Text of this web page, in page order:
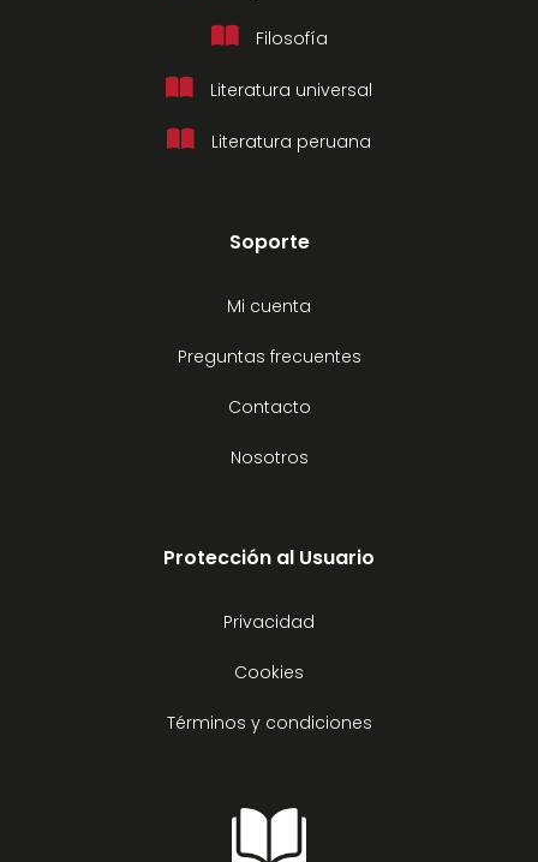
Filosofía
Literatura universal
Literatura peruana
Soporte
Mi cuenta
Preguntas frecuentes
Contacto
Nosotros
Protección al Usuario
Privacidad
Cookies
Términos y condiciones